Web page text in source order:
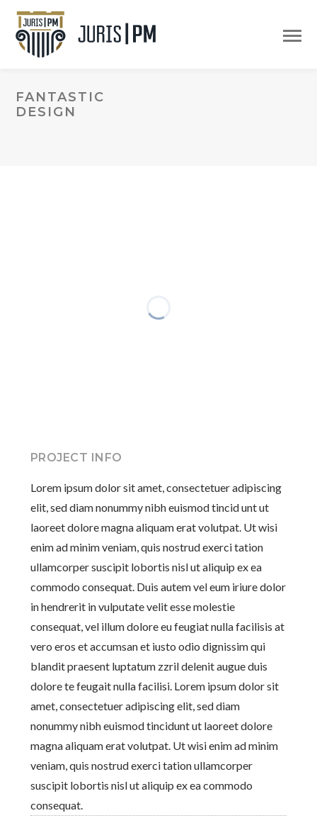
FANTASTIC
DESIGN
PROJECT INFO
Lorem ipsum dolor sit amet, consectetuer adipiscing
elit, sed diam nonummy nibh euismod tincid unt ut
laoreet dolore magna aliquam erat volutpat. Ut wisi
enim ad minim veniam, quis nostrud exerci tation
ullamcorper suscipit lobortis nisl ut aliquip ex ea
commodo consequat. Duis autem vel eum iriure dolor
in hendrerit in vulputate velit esse molestie
consequat, vel illum dolore eu feugiat nulla facilisis at
vero eros et accumsan et iusto odio dignissim qui
blandit praesent luptatum zzril delenit augue duis
dolore te feugait nulla facilisi. Lorem ipsum dolor sit
amet, consectetuer adipiscing elit, sed diam
nonummy nibh euismod tincidunt ut laoreet dolore
magna aliquam erat volutpat. Ut wisi enim ad minim
veniam, quis nostrud exerci tation ullamcorper
suscipit lobortis nisl ut aliquip ex ea commodo
consequat.